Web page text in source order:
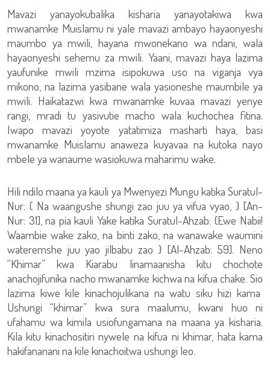
Mavazi yanayokubalika kisharia yanayotakiwa kwa
mwanamke Muislamu ni yale mavazi ambayo hayaonyeshi
maumbo ya mwili, hayana mwonekano wa ndani, wala
hayaonyeshi sehemu za mwili. Yaani, mavazi haya lazima
yaufunike mwili mzima isipokuwa uso na viganja vya
mikono, na lazima yasibane wala yasioneshe maumbile ya
mwili. Haikatazwi kwa mwanamke kuvaa mavazi yenye
rangi, mradi tu yasivutie macho wala kuchochea fitina.
Iwapo mavazi yoyote yatatimiza masharti haya, basi
mwanamke Muislamu anaweza kuyavaa na kutoka nayo
mbele ya wanaume wasiokuwa maharimu wake.
Hili ndilo maana ya kauli ya Mwenyezi Mungu katika Suratul-
Nur: { Na waangushe shungi zao juu ya vifua vyao, } [An-
Nur: 31], na pia kauli Yake katika Suratul-Ahzab: {Ewe Nabii!
Waambie wake zako, na binti zako, na wanawake waumini
wateremshe juu yao jilbabu zao } [Al-Ahzab: 59]. Neno
“Khimar” kwa Kiarabu linamaanisha kitu chochote
anachojifunika nacho mwanamke kichwa na kifua chake. Sio
lazima kiwe kile kinachojulikana na watu siku hizi kama
Ushungi “khimar” kwa sura maalumu, kwani huo ni
ufahamu wa kimila usiofungamana na maana ya kisharia.
Kila kitu kinachositiri nywele na kifua ni khimar, hata kama
hakifananani na kile kinachoitwa ushungi leo.